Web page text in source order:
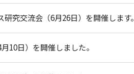
研究交流会（6月26日）を開催します。
10日）を開催しました。